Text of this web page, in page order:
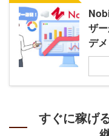
ザ
デ
すぐに稼げ